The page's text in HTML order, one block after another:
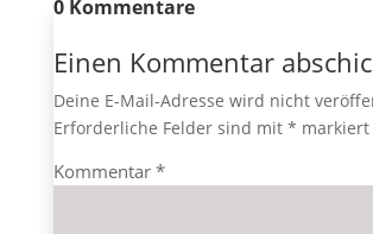
0 Kommentare
Einen Kommentar
Deine E-Mail-Adresse wird nicht
Erforderliche Felder sind mit * markiert
Kommentar *